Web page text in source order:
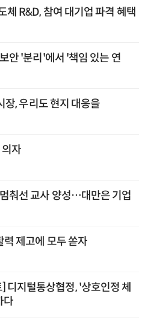
체 R&D, 참여 대기업 파격 혜택
안 '분리'에서 '책임 있는 연
장, 우리도 현지 대응을
의자
춰선 교사 양성…대만은 기업
력 제고에 모두 쏟자
디지털통상협정, '상호인정 체
다